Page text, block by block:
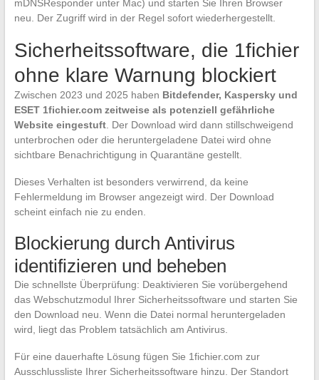
mDNSResponder unter Mac) und starten Sie Ihren Browser
neu. Der Zugriff wird in der Regel sofort wiederhergestellt.
Sicherheitssoftware, die 1fichier
ohne klare Warnung blockiert
Zwischen 2023 und 2025 haben Bitdefender, Kaspersky und
ESET 1fichier.com zeitweise als potenziell gefährliche
Website eingestuft. Der Download wird dann stillschweigend
unterbrochen oder die heruntergeladene Datei wird ohne
sichtbare Benachrichtigung in Quarantäne gestellt.
Dieses Verhalten ist besonders verwirrend, da keine
Fehlermeldung im Browser angezeigt wird. Der Download
scheint einfach nie zu enden.
Blockierung durch Antivirus
identifizieren und beheben
Die schnellste Überprüfung: Deaktivieren Sie vorübergehend
das Webschutzmodul Ihrer Sicherheitssoftware und starten Sie
den Download neu. Wenn die Datei normal heruntergeladen
wird, liegt das Problem tatsächlich am Antivirus.
Für eine dauerhafte Lösung fügen Sie 1fichier.com zur
Ausschlussliste Ihrer Sicherheitssoftware hinzu. Der Standort